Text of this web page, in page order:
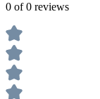
0 of 0 reviews